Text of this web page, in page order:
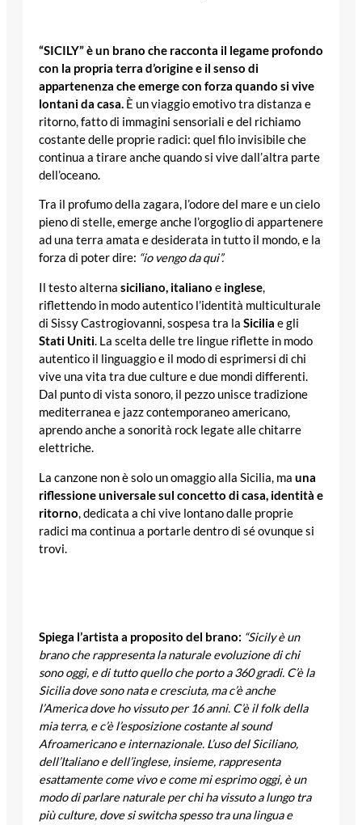
“SICILY” è un brano che racconta il legame profondo
con la propria terra d’origine e il senso di
appartenenza che emerge con forza quando si vive
lontani da casa. È un viaggio emotivo tra distanza e
ritorno, fatto di immagini sensoriali e del richiamo
costante delle proprie radici: quel filo invisibile che
continua a tirare anche quando si vive dall’altra parte
dell’oceano.
Tra il profumo della zagara, l’odore del mare e un cielo
pieno di stelle, emerge anche l’orgoglio di appartenere
ad una terra amata e desiderata in tutto il mondo, e la
forza di poter dire: “io vengo da qui”.
Il testo alterna siciliano, italiano e inglese,
riflettendo in modo autentico l’identità multiculturale
di Sissy Castrogiovanni, sospesa tra la Sicilia e gli
Stati Uniti. La scelta delle tre lingue riflette in modo
autentico il linguaggio e il modo di esprimersi di chi
vive una vita tra due culture e due mondi differenti.
Dal punto di vista sonoro, il pezzo unisce tradizione
mediterranea e jazz contemporaneo americano,
aprendo anche a sonorità rock legate alle chitarre
elettriche.
La canzone non è solo un omaggio alla Sicilia, ma una
riflessione universale sul concetto di casa, identità e
ritorno, dedicata a chi vive lontano dalle proprie
radici ma continua a portarle dentro di sé ovunque si
trovi.
Spiega l’artista a proposito del brano: “Sicily è un
brano che rappresenta la naturale evoluzione di chi
sono oggi, e di tutto quello che porto a 360 gradi. C’è la
Sicilia dove sono nata e cresciuta, ma c’è anche
l’America dove ho vissuto per 16 anni. C’è il folk della
mia terra, e c’è l’esposizione costante al sound
Afroamericano e internazionale. L’uso del Siciliano,
dell’Italiano e dell’inglese, insieme, rappresenta
esattamente come vivo e come mi esprimo oggi, è un
modo di parlare naturale per chi ha vissuto a lungo tra
più culture, dove si switcha spesso tra una lingua e